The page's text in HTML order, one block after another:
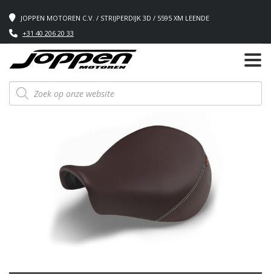
JOPPEN MOTOREN C.V. / STRIJPERDIJK 3D / 5595 XM LEENDE
+31 40 206 20 33
Producten
zoeken